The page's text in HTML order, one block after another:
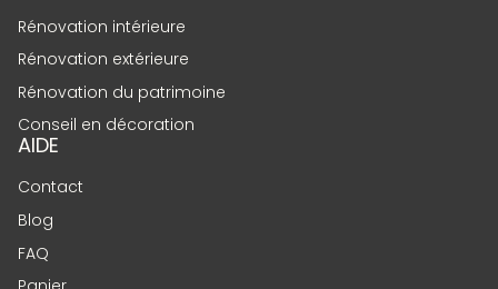
Rénovation intérieure
Rénovation extérieure
Rénovation du patrimoine
Conseil en décoration
AIDE
Contact
Blog
FAQ